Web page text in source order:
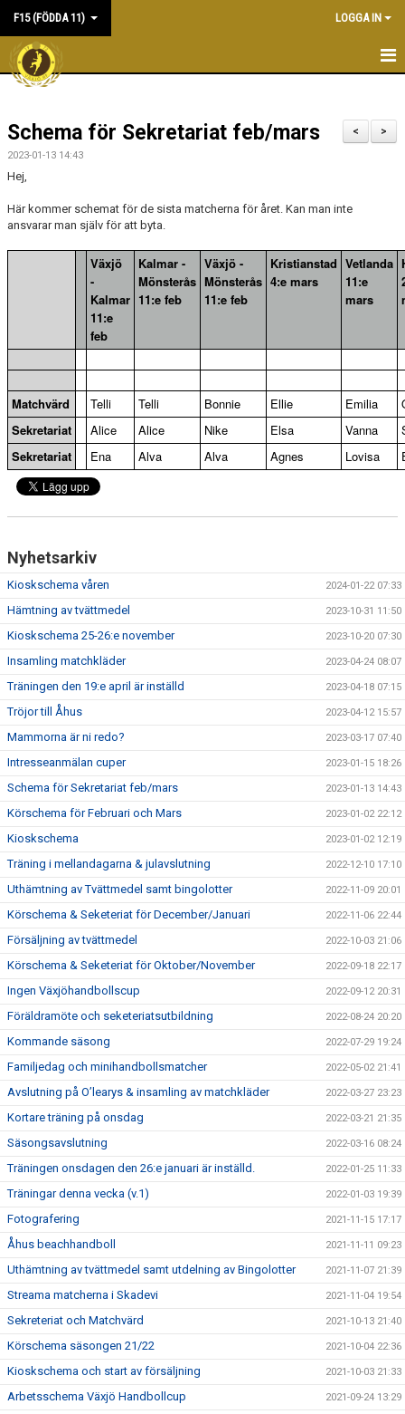
F15 (FÖDDA 11) LOGGA IN
HEM
NYHETER
KALENDER
MATCHER
TRUPPEN
>
<
Schema för Sekretariat feb/mars
2023-01-13 14:43
Hej,
Här kommer schemat för de sista matcherna för året. Kan man inte
ansvarar man själv för att byta.
Växjö
-
Kalmar
11:e
feb
Kalmar -
Mönsterås
11:e feb
Växjö -
Mönsterås
11:e feb
Kristianstad
4:e mars
Vetlanda
11:e
mars
Matchvärd Telli Telli Bonnie Ellie Emilia
Sekretariat
Alice Alice Nike Elsa Vanna
Sekretariat
Ena Alva Alva Agnes Lovisa
Nyhetsarkiv
Kioskschema våren 2024-01-22 07:33
Hämtning av tvättmedel 2023-10-31 11:50
Kioskschema 25-26:e november 2023-10-20 07:30
Insamling matchkläder 2023-04-24 08:07
Träningen den 19:e april är inställd 2023-04-18 07:15
Tröjor till Åhus 2023-04-12 15:57
Mammorna är ni redo? 2023-03-17 07:40
Intresseanmälan cuper 2023-01-15 18:26
Schema för Sekretariat feb/mars 2023-01-13 14:43
Körschema för Februari och Mars 2023-01-02 22:12
Kioskschema 2023-01-02 12:19
Träning i mellandagarna & julavslutning 2022-12-10 17:10
Uthämtning av Tvättmedel samt bingolotter 2022-11-09 20:01
Körschema & Seketeriat för December/Januari 2022-11-06 22:44
Försäljning av tvättmedel 2022-10-03 21:06
Körschema & Seketeriat för Oktober/November 2022-09-18 22:17
Ingen Växjöhandbollscup 2022-09-12 20:31
Föräldramöte och seketeriatsutbildning 2022-08-24 20:20
Kommande säsong 2022-07-29 19:24
Familjedag och minihandbollsmatcher 2022-05-02 21:41
Avslutning på O’learys & insamling av matchkläder 2022-03-27 23:23
Kortare träning på onsdag 2022-03-21 21:35
Säsongsavslutning 2022-03-16 08:24
Träningen onsdagen den 26:e januari är inställd. 2022-01-25 11:33
Träningar denna vecka (v.1) 2022-01-03 19:39
Fotografering 2021-11-15 17:17
Åhus beachhandboll 2021-11-11 09:23
Uthämtning av tvättmedel samt utdelning av Bingolotter 2021-11-07 21:39
Streama matcherna i Skadevi 2021-11-04 19:54
Sekreteriat och Matchvärd 2021-10-13 21:40
Körschema säsongen 21/22 2021-10-04 22:36
Kioskschema och start av försäljning 2021-10-03 21:33
Arbetsschema Växjö Handbollcup 2021-09-24 13:29